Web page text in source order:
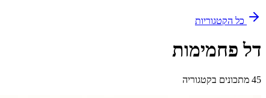
כל הקטגוריות
דל פחמימות
45 מתכונים בקטגוריה